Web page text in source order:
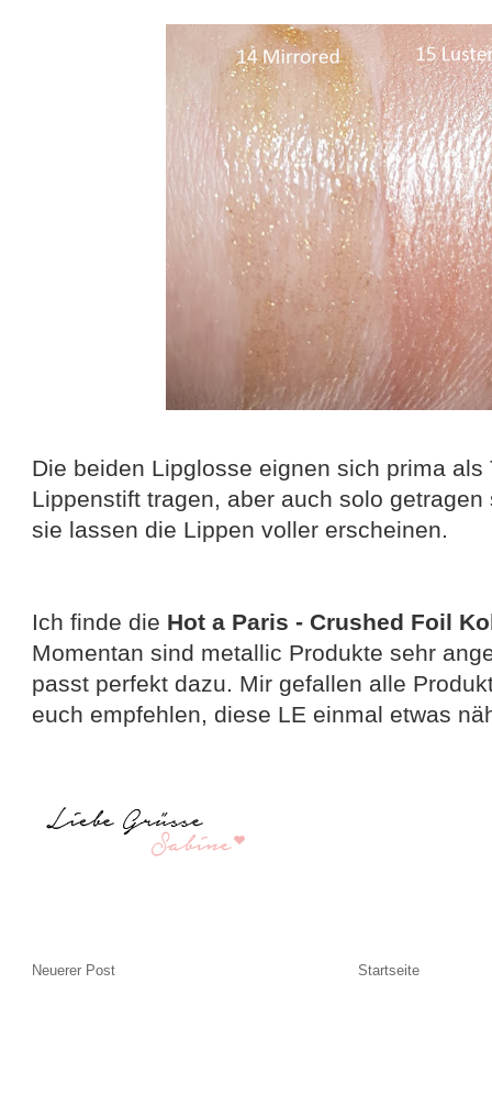
Die beiden Lipglosse eignen sich prima als
Lippenstift tragen, aber auch solo
sie lassen die Lippen voller erscheinen.
Ich finde die Hot a Paris - Crushed Foil
Momentan sind metallic Produkte sehr
passt perfekt dazu. Mir gefallen alle
euch empfehlen, diese LE einmal etwas
Neuerer Post Startseite